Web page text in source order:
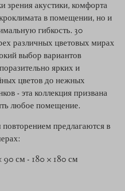
зрения акустики, комфорта
в помещении, но и
гибкость. 30
различных цветовых мирах
выбор вариантов
ярких и
цветов до нежных
- эта коллекция призвана
любое помещение.
предлагаются в
см - 180 × 180 см